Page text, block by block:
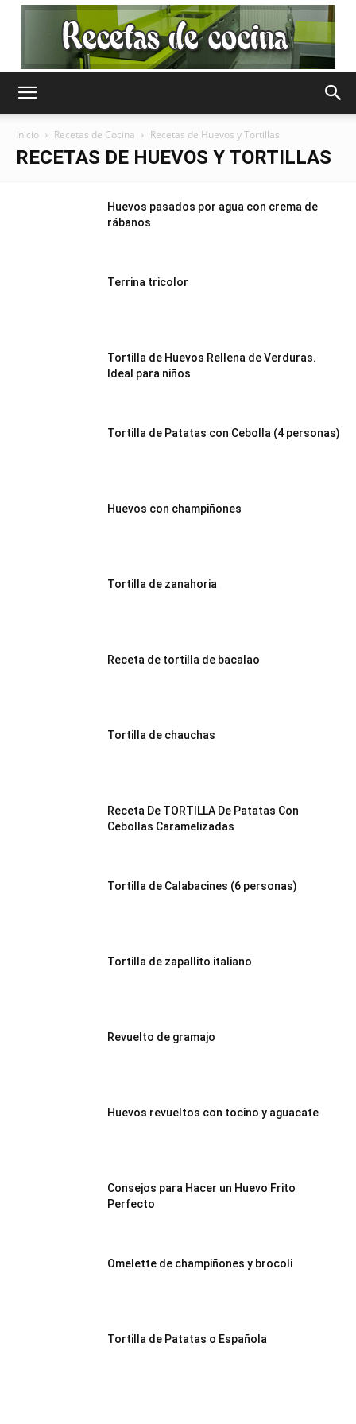
Fáciles
Inicio Recetas de Cocina Recetas de Huevos y Tortillas
RECETAS DE HUEVOS Y TORTILLAS
Huevos pasados por agua con crema de
rábanos
Terrina tricolor
Tortilla de Huevos Rellena de Verduras.
Ideal para niños
Tortilla de Patatas con Cebolla (4 personas)
Huevos con champiñones
Tortilla de zanahoria
Receta de tortilla de bacalao
Tortilla de chauchas
Receta De TORTILLA De Patatas Con
Cebollas Caramelizadas
Tortilla de Calabacines (6 personas)
Tortilla de zapallito italiano
Revuelto de gramajo
Huevos revueltos con tocino y aguacate
Consejos para Hacer un Huevo Frito
Perfecto
Omelette de champiñones y brocoli
Tortilla de Patatas o Española